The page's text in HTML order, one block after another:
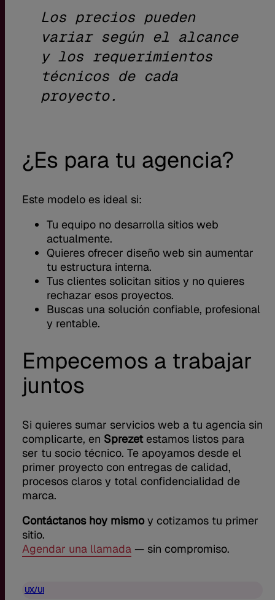
Los precios pueden
variar según el alcance
y los requerimientos
técnicos de cada
proyecto.
¿Es para tu agencia?
Este modelo es ideal si:
Tu equipo no desarrolla sitios web
actualmente.
Quieres ofrecer diseño web sin aumentar
tu estructura interna.
Tus clientes solicitan sitios y no quieres
rechazar esos proyectos.
Buscas una solución confiable, profesional
y rentable.
Empecemos a trabajar
juntos
Si quieres sumar servicios web a tu agencia sin
complicarte, en Sprezetestamos listos para
ser tu socio técnico. Te apoyamos desde el
primer proyecto con entregas de calidad,
procesos claros y total confidencialidad de
marca.
Contáctanos hoy mismoy cotizamos tu primer
sitio.
Agendar una llamada — sin compromiso.
UX/UI